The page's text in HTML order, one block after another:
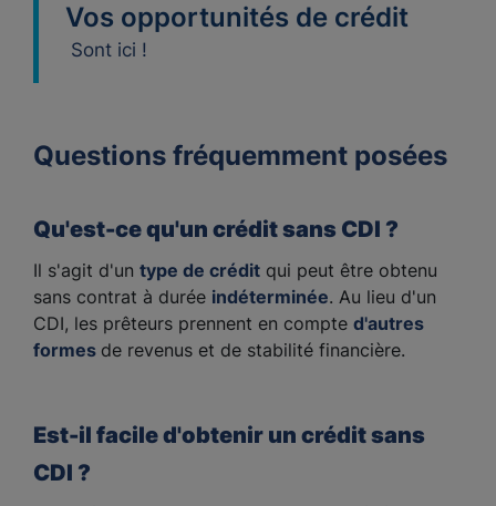
Vos opportunités de crédit
Sont ici !
Questions fréquemment posées
Qu'est-ce qu'un crédit sans CDI ?
Il s'agit d'un type de crédit qui peut être obtenu
sans contrat à durée indéterminée. Au lieu d'un
CDI, les prêteurs prennent en compte d'autres
formes de revenus et de stabilité financière.
Est-il facile d'obtenir un crédit sans
CDI ?